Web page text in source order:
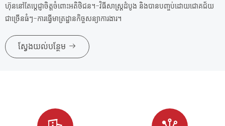
ហ៊ុននៅតែប្តេជ្ញាចិត្តចំពោះអតិថិជន។-វិធីសាស្រ្តដំបូង និងបានបញ្ចប់ដោយជោគជ័យ
ជាច្រើនធំៗ-ការធ្វើមាត្រដ្ឋានកិច្ចសន្យាការងារ។
ស្វែងយល់បន្ថែម